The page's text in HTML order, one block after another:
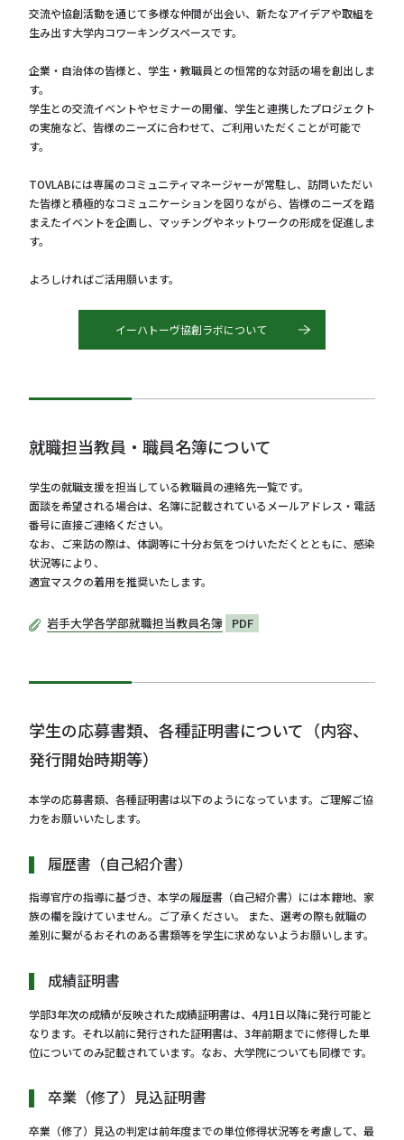
交流や協創活動を通じて多様な仲間が出会い、新たなアイデアや取組を
生み出す大学内コワーキングスペースです。
企業・自治体の皆様と、学生・教職員との恒常的な対話の場を創出しま
す。
学生との交流イベントやセミナーの開催、学生と連携したプロジェクト
の実施など、皆様のニーズに合わせて、ご利用いただくことが可能で
す。
TOVLABには専属のコミュニティマネージャーが常駐し、訪問いただい
た皆様と積極的なコミュニケーションを図りながら、皆様のニーズを踏
まえたイベントを企画し、マッチングやネットワークの形成を促進しま
す。
よろしければご活用願います。
イーハトーヴ協創ラボについて
就職担当教員・職員名簿について
学生の就職支援を担当している教職員の連絡先一覧です。
面談を希望される場合は、名簿に記載されているメールアドレス・電話
番号に直接ご連絡ください。
なお、ご来訪の際は、体調等に十分お気をつけいただくとともに、感染
状況等により、
適宜マスクの着用を推奨いたします。
岩手大学各学部就職担当教員名簿 PDF
学生の応募書類、各種証明書について（内容、
発行開始時期等）
本学の応募書類、各種証明書は以下のようになっています。ご理解ご協
力をお願いいたします。
履歴書（自己紹介書）
指導官庁の指導に基づき、本学の履歴書（自己紹介書）には本籍地、家
族の欄を設けていません。ご了承ください。 また、選考の際も就職の
差別に繋がるおそれのある書類等を学生に求めないようお願いします。
成績証明書
学部3年次の成績が反映された成績証明書は、4月1日以降に発行可能と
なります。それ以前に発行された証明書は、3年前期までに修得した単
位についてのみ記載されています。なお、大学院についても同様です。
卒業（修了）見込証明書
卒業（修了）見込の判定は前年度までの単位修得状況等を考慮して、最